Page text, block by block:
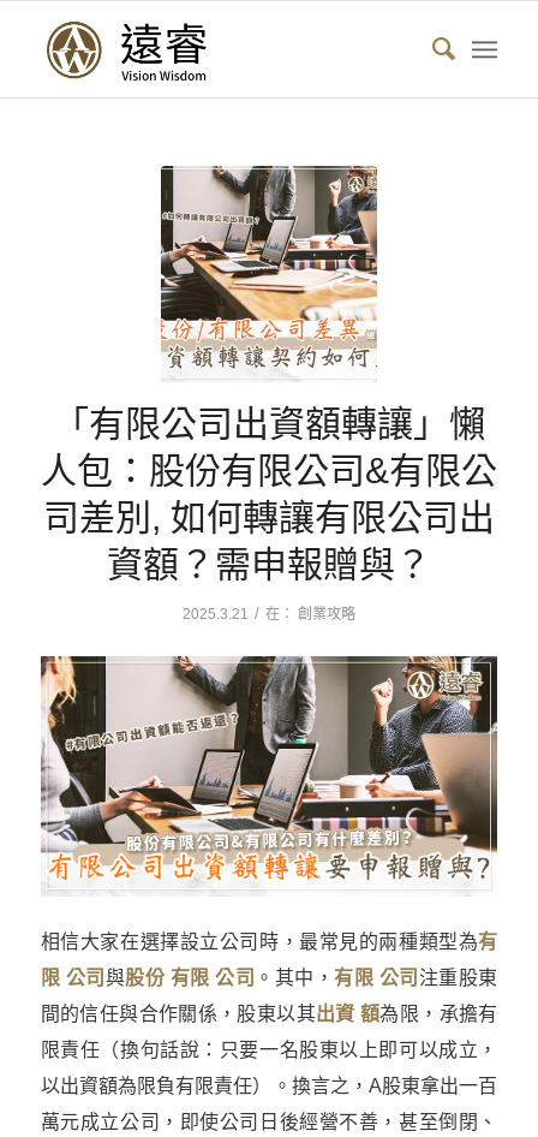
「有限公司出資額轉讓」懶
人包：股份有限公司&有限公
司差別, 如何轉讓有限公司出
資額？需申報贈與？
2025.3.21 / 在： 創業攻略
相信大家在選擇設立公司時，最常見的兩種類型為有
限 公司 與股份 有限 公司 。其中，有限 公司 注重股東
間的信任與合作關係，股東以其出資 額為限，承擔有
限責任（換句話說：只要一名股東以上即可以成立，
以出資額為限負有限責任）。換言之，A股東拿出一百
萬元成立公司，即使公司日後經營不善，甚至倒閉、